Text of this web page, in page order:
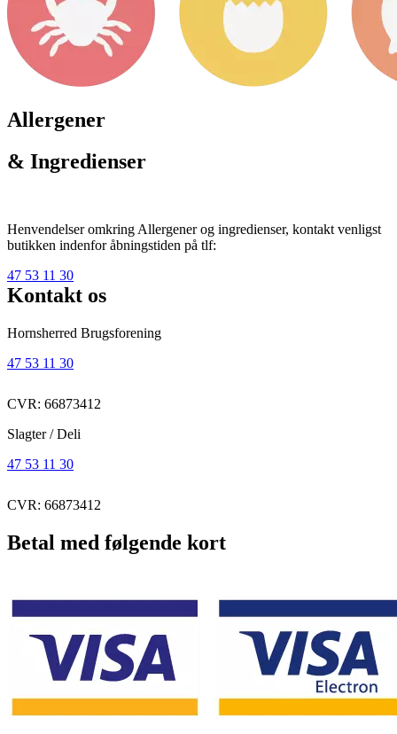
Allergener
& Ingredienser
Henvendelser omkring Allergener og ingredienser, kontakt venligst
butikken indenfor åbningstiden på tlf:
47 53 11 30
Kontakt os
Hornsherred Brugsforening
47 53 11 30
CVR: 66873412
Slagter / Deli
47 53 11 30
CVR: 66873412
Betal med følgende kort